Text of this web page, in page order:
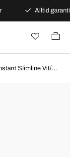
Alltid garanti
Frederique Constant Slimline Vit/Stål Ø30 mm FC-206SW1S6B